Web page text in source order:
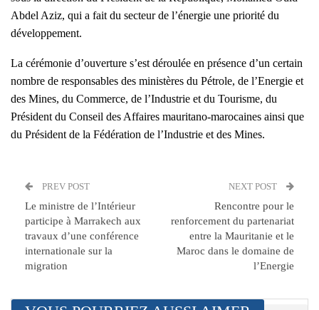
Abdel Aziz, qui a fait du secteur de l’énergie une priorité du
développement.
La cérémonie d’ouverture s’est déroulée en présence d’un certain
nombre de responsables des ministères du Pétrole, de l’Energie et
des Mines, du Commerce, de l’Industrie et du Tourisme, du
Président du Conseil des Affaires mauritano-marocaines ainsi que
du Président de la Fédération de l’Industrie et des Mines.
PREV POST
Le ministre de l’Intérieur
participe à Marrakech aux
travaux d’une conférence
internationale sur la
migration
NEXT POST
Rencontre pour le
renforcement du partenariat
entre la Mauritanie et le
Maroc dans le domaine de
l’Energie